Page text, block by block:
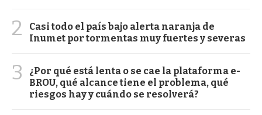
2
Casi todo el país bajo alerta naranja de
Inumet por tormentas muy fuertes y severas
3
¿Por qué está lenta o se cae la plataforma e-
BROU, qué alcance tiene el problema, qué
riesgos hay y cuándo se resolverá?